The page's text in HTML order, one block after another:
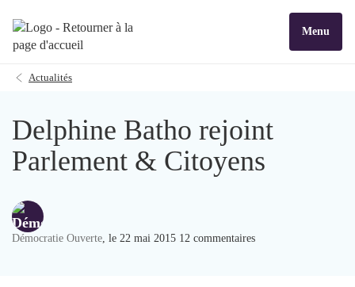
Menu
Actualités
Delphine Batho rejoint
Parlement & Citoyens
Démocratie Ouverte, le 22 mai 2015 12 commentaires